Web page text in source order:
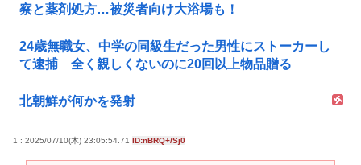
察と薬剤処方…被災者向け大浴場も！
24歳無職女、中学の同級生だった男性にストーカーし
て逮捕 全く親しくないのに20回以上物品贈る
北朝鮮が何かを発射
1 : 2025/07/10(木) 23:05:54.71 ID:nBRQ+/Sj0